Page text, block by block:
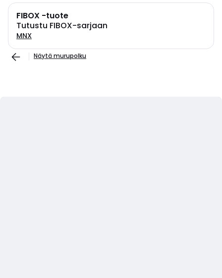
FIBOX -tuote
Tutustu FIBOX-sarjaan
MNX
Näytä murupolku